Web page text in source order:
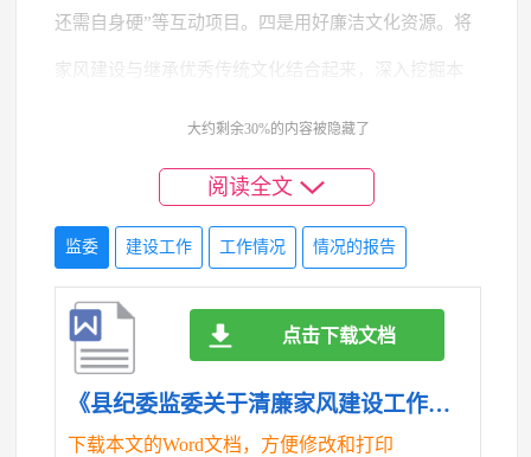
还需自身硬”等互动项目。四是用好廉洁文化资源。将
家风建设与继承优秀传统文化结合起来，深入挖掘本
土红色文化资源中的廉洁家风因子，通过举办家风教
育大思政课、微型党课大赛等活动，引导广大党员干
部汲取和弘扬优秀家风，涵养不变质、不变色的清廉
底色。
二、下一步工作打算
（一）强化组织领导，完善工作机制。成立由纪
委监委主要领导任组长的清廉家风建设工作领导小
大约剩余30%的内容被隐藏了
阅读全文
监委 建设工作 工作情况 情况的报告
《县纪委监委关于清廉家风建设工作情况的报告.doc》
下载本文的Word文档，方便修改和打印
点击下载文档